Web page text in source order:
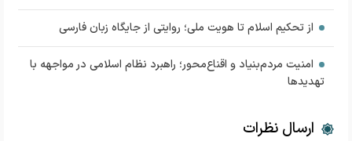
از تحکیم اسلام تا هویت ملی؛ روایتی از جایگاه زبان فارسی
امنیت مردم‌بنیاد و اقناع‌محور؛ راهبرد نظام اسلامی در مواجهه با
تهدیدها
ارسال نظرات